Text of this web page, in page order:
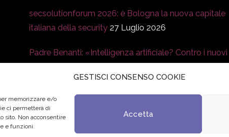
GESTISCI CONSENSO COOKIE
memorizzare e/o
ci permetterà di
sito. Non acconsentire
e funzioni.
Accetta
secsolutionforum 2026: è Bologna la nuova capitale
italiana della security 27 Luglio 2026
Padre Benanti: «Intelligenza artificiale? Contro i nuovi
21 Luglio 2026
Edvance – Digital Education Hub Higher Education
Giugno 2026